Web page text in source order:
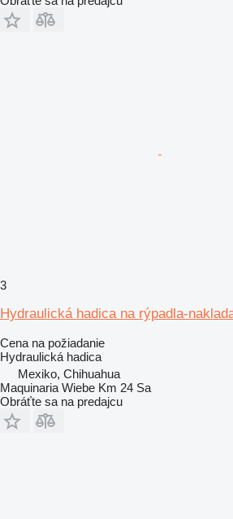
3
Hydraulická hadica na rýpadla-
Cena na požiadanie
Hydraulická hadica
Mexiko, Chihuahua
Maquinaria Wiebe Km 24 Sa
Obráťte sa na predajcu